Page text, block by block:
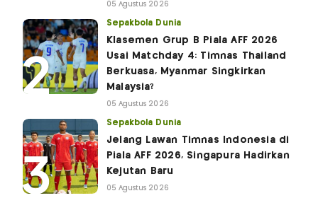
05 Agustus 2026
Sepakbola Dunia
Klasemen Grup B Piala AFF 2026
Usai Matchday 4: Timnas Thailand
Berkuasa, Myanmar Singkirkan
Malaysia?
05 Agustus 2026
Sepakbola Dunia
Jelang Lawan Timnas Indonesia di
Piala AFF 2026, Singapura Hadirkan
Kejutan Baru
05 Agustus 2026